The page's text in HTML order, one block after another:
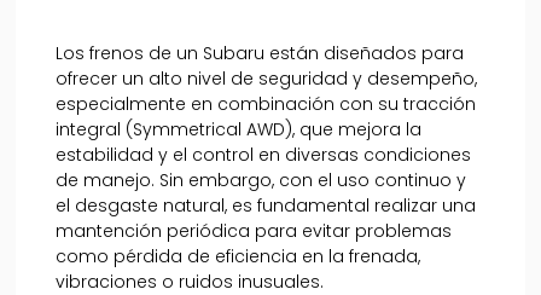
Los frenos de un Subaru están diseñados para
ofrecer un alto nivel de seguridad y desempeño,
especialmente en combinación con su tracción
integral (Symmetrical AWD), que mejora la
estabilidad y el control en diversas condiciones
de manejo. Sin embargo, con el uso continuo y
el desgaste natural, es fundamental realizar una
mantención periódica para evitar problemas
como pérdida de eficiencia en la frenada,
vibraciones o ruidos inusuales.